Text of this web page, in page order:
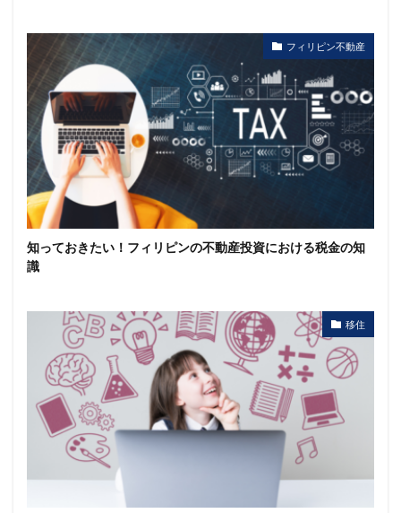
フィリピン不動産
知っておきたい！フィリピンの不動産投資における税金の知
識
移住